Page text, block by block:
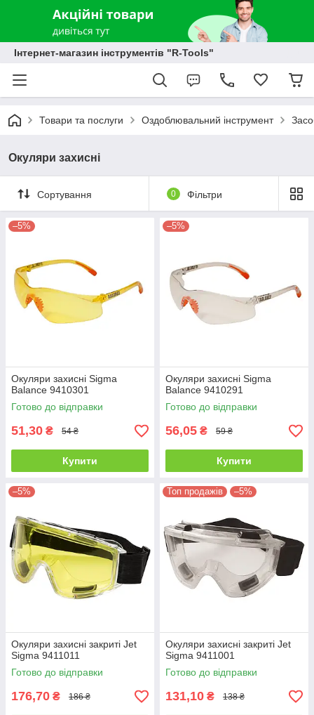
Інтернет-магазин інструментів "R-Tools"
Товари та послуги Оздоблювальний інструмент
Окуляри захисні
Сортування 0 Фільтри
–5%
Окуляри захисні Sigma
Balance 9410301
Готово до відправки
51,30 ₴ 54 ₴
Купити
–5%
Окуляри захисні Sigma
Balance 9410291
Готово до відправки
56,05 ₴ 59 ₴
Купити
–5%
Окуляри захисні закриті Jet
Sigma 9411011
Готово до відправки
176,70 ₴ 186 ₴
Топ продажів –5%
Окуляри захисні закриті Jet
Sigma 9411001
Готово до відправки
131,10 ₴ 138 ₴